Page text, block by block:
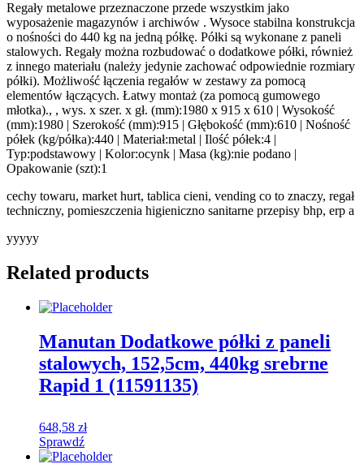
Regały metalowe przeznaczone przede wszystkim jako
wyposażenie magazynów i archiwów . Wysoce stabilna konstrukcja
o nośności do 440 kg na jedną półkę. Półki są wykonane z paneli
stalowych. Regały można rozbudować o dodatkowe półki, również
z innego materiału (należy jedynie zachować odpowiednie rozmiary
półki). Możliwość łączenia regałów w zestawy za pomocą
elementów łączących. Łatwy montaż (za pomocą gumowego
młotka)., , wys. x szer. x gł. (mm):1980 x 915 x 610 | Wysokość
(mm):1980 | Szerokość (mm):915 | Głębokość (mm):610 | Nośność
półek (kg/półka):440 | Materiał:metal | Ilość półek:4 |
Typ:podstawowy | Kolor:ocynk | Masa (kg):nie podano |
Opakowanie (szt):1
cechy towaru, market hurt, tablica cieni, vending co to znaczy, regał
techniczny, pomieszczenia higieniczno sanitarne przepisy bhp, erp a
yyyyy
Related products
Manutan Dodatkowe półki z paneli
stalowych, 152,5cm, 440kg srebrne
Rapid 1 (11591135)
648,58 zł
Sprawdź